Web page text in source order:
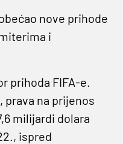
nove prihode
i
prihoda FIFA-e.
prava na prijenos
milijardi dolara
ispred